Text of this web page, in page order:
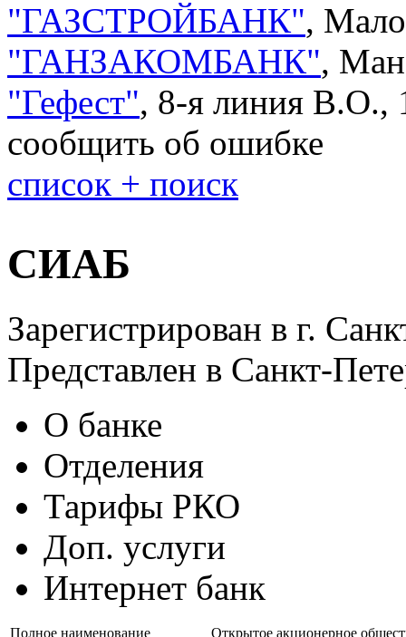
"ГАЗСТРОЙБАНК",
"ГАНЗАКОМБАНК",
"Гефест", 8-я линия В.О.,
сообщить об ошибке
список + поиск
СИАБ
Зарегистрирован в г.
Представлен в Санкт-
О банке
Отделения
Тарифы РКО
Доп. услуги
Интернет банк
Полное наименование Открытое акционерное